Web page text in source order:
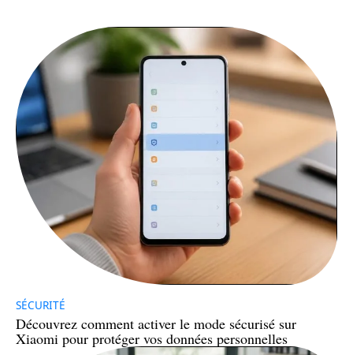
SÉCURITÉ
Découvrez comment activer le mode sécurisé sur
Xiaomi pour protéger vos données personnelles